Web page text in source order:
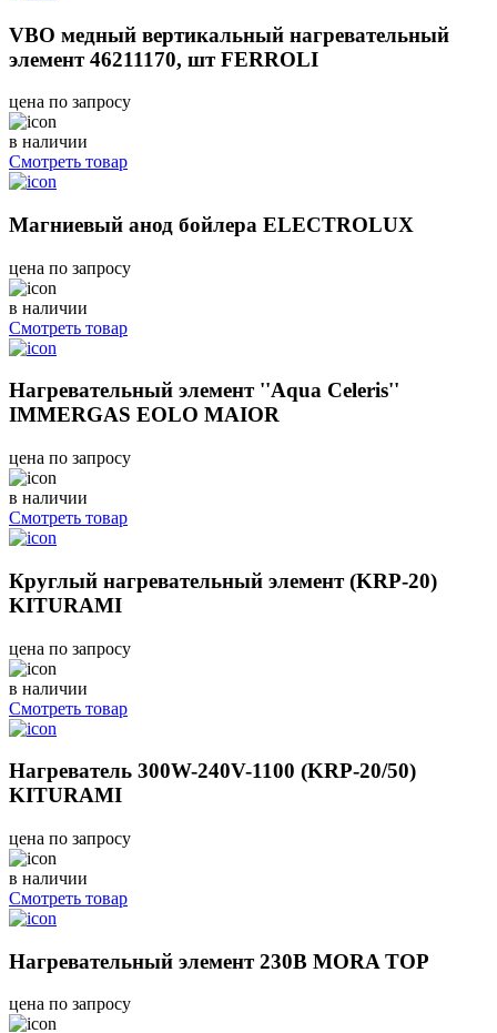
VBO медный вертикальный нагревательный
элемент 46211170, шт FERROLI
цена по запросу
в наличии
Смотреть товар
Магниевый анод бойлера ELECTROLUX
цена по запросу
в наличии
Смотреть товар
Нагревательный элемент ''Aqua Celeris''
IMMERGAS EOLO MAIOR
цена по запросу
в наличии
Смотреть товар
Круглый нагревательный элемент (KRP-20)
KITURAMI
цена по запросу
в наличии
Смотреть товар
Нагреватель 300W-240V-1100 (KRP-20/50)
KITURAMI
цена по запросу
в наличии
Смотреть товар
Нагревательный элемент 230В MORA TOP
цена по запросу